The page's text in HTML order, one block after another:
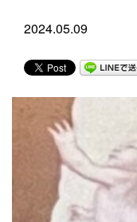
2024.05.09